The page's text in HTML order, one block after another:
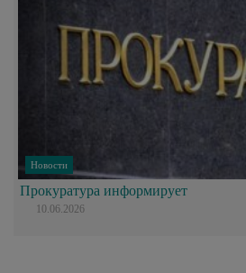
Новости
Прокуратура информирует
10.06.2026